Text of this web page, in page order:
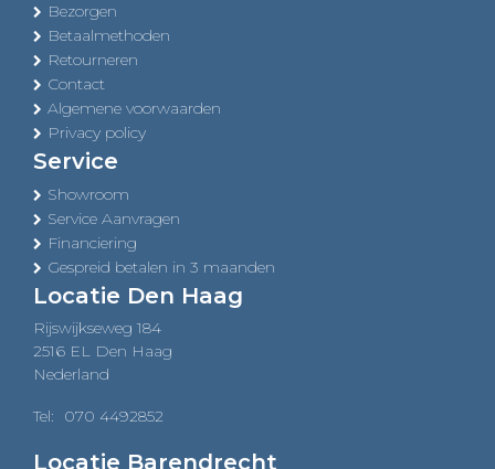
Bezorgen
Betaalmethoden
Retourneren
Contact
Algemene voorwaarden
Privacy policy
Service
Showroom
Service Aanvragen
Financiering
Gespreid betalen in 3 maanden
Locatie Den Haag
Rijswijkseweg 184
2516 EL Den Haag
Nederland
Tel: 070 4492852
Locatie Barendrecht